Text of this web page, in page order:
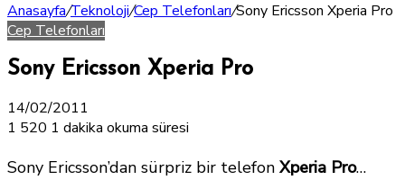
Anasayfa/Teknoloji/Cep Telefonları/Sony Ericsson Xperia Pro
Cep Telefonları
Sony Ericsson Xperia Pro
14/02/2011
1 520 1 dakika okuma süresi
Sony Ericsson’dan sürpriz bir telefon Xperia Pro…